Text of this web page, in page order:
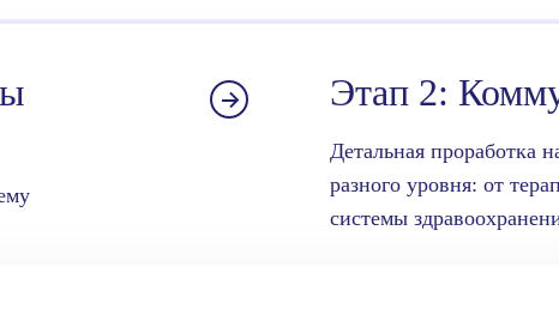
Этап 2:
Детальная проработка
разного уровня: от
системы